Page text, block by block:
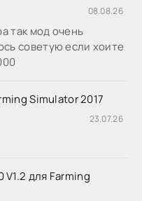
08.08.26
так мод очень
советую если хоите
Simulator 2017
23.07.26
V1.2 для Farming